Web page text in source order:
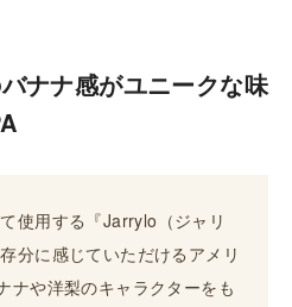
ナナ感がユニークな味
使用する『Jarrylo（ジャリ
分に感じていただけるアメリ
ナや洋梨のキャラクターをも